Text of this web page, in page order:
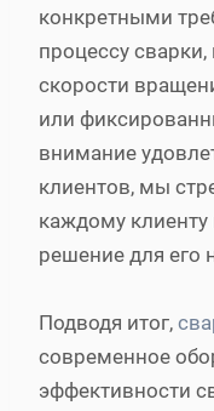
конкретными
процессу
скорости
или
внимание
клиентов, мы
каждому
решение для его
Подводя итог,
современное
эффективности